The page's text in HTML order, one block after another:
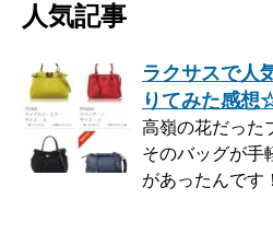
人気記事
ラクサスで人
りてみた感想
高嶺の花だった
そのバッグが手
があったんです！